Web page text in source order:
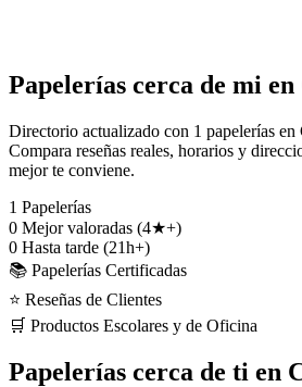
Papelerías cerca de mi
Directorio actualizado con 1 papelerías en
Compara reseñas reales, horarios y
mejor te conviene.
1 Papelerías
0 Mejor valoradas (4★+)
0 Hasta tarde (21h+)
📚 Papelerías Certificadas
⭐ Reseñas de Clientes
🛒 Productos Escolares y de Oficina
Papelerías cerca de ti en